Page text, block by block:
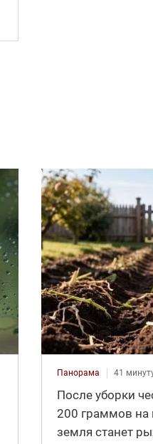
Панорама 41
После уборки
200 граммов на
земля станет